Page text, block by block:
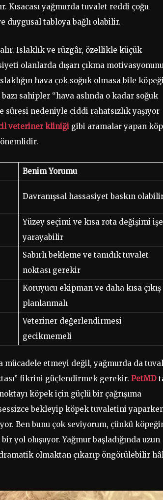
Kısacası yağmurda tuvalet reddi çoğu
duygusal tabloya bağlı olabilir.
Islaklık ve rüzgâr, özellikle küçük
olanlarda dışarı çıkma
hava çok soğuk olmasa bile
sahipler “hava aslında o kadar soğuk
nedeniyle ciddi rahatsızlık yaşıyor
veteriner kliniği gibi aramalar yapan
Benim Yorumu
Davranışsal hassasiyet baskın
Yüzey seçimi ve kısa rota değişimi işe
yarayabilir
Sabırlı bekleme ve tanıdık tuvalet
noktası gerekir
Koruyucu ekipman ve daha kısa çıkış
planlanmalı
Veteriner değerlendirmesi
gecikmemeli
mücadele etmeyi değil, yağmurda da
fikrini güçlendirmek gerekir.PetMD
köpek için güçlü bir çağrışıma
bekleyip köpek tuvaletini
Ben bunu çok seviyorum, çünkü
yol oluşuyor. Yağmur başladığında uzun
olmaktan çıkarıp öngörülebilir